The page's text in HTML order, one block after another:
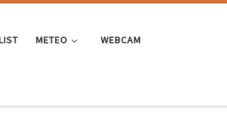
METEO WEBCAM